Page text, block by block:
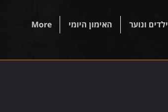
ילדים ונוער האימון היומי More